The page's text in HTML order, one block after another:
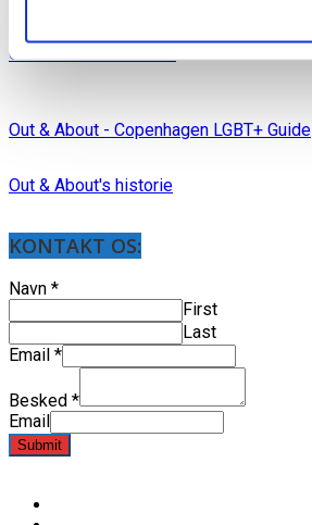
Out & About blad arkiv
Out & About - Copenhagen LGBT+ Guide
Out & About's historie
KONTAKT OS:
Navn *
First
Last
Email *
Besked *
Email
Submit